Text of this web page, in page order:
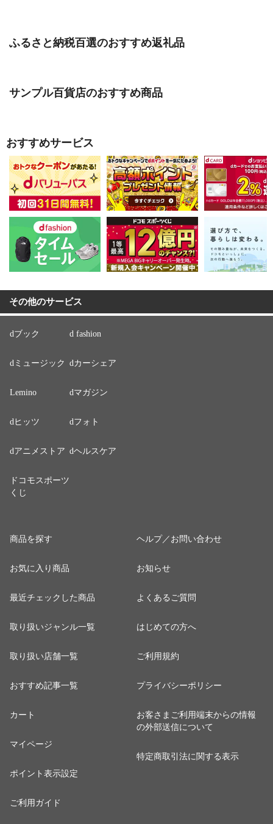
ふるさと納税百選のおすすめ返礼品
サンプル百貨店のおすすめ商品
おすすめサービス
その他のサービス
dブック d fashion
dミュージック dカーシェア
Lemino dマガジン
dヒッツ dフォト
dアニメストア dヘルスケア
ドコモスポーツ
くじ
商品を探す
お気に入り商品
最近チェックした商品
取り扱いジャンル一覧
取り扱い店舗一覧
おすすめ記事一覧
カート
マイページ
ポイント表示設定
ご利用ガイド
ヘルプ／お問い合わせ
お知らせ
よくあるご質問
はじめての方へ
ご利用規約
プライバシーポリシー
お客さまご利用端末からの情報
の外部送信について
特定商取引法に関する表示